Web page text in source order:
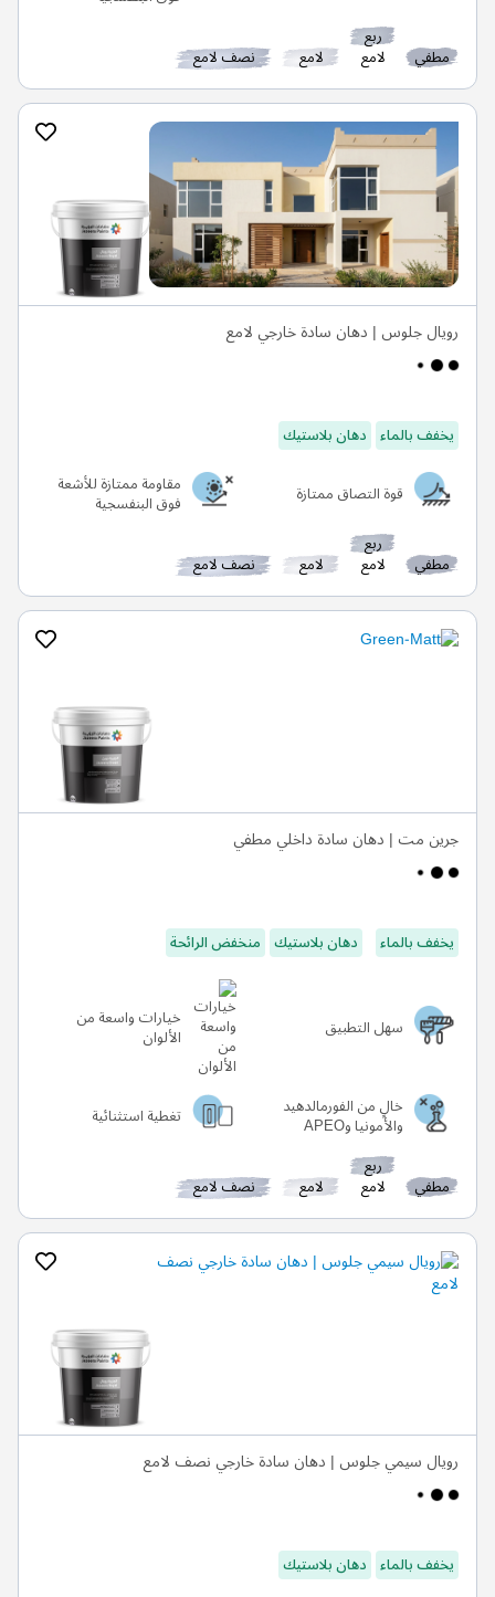
مطفي
ربع
لامع لامع نصف لامع
رويال جلوس | دهان سادة خارجي لامع
يخفف بالماء دهان بلاستيك
قوة التصاق ممتازة
مقاومة ممتازة للأشعة
فوق البنفسجية
مطفي
ربع
لامع لامع نصف لامع
جرين مت | دهان سادة داخلي مطفي
يخفف بالماء دهان بلاستيك منخفض الرائحة
سهل التطبيق خيارات واسعة من
الألوان
خالٍ من الفورمالدهيد
والأمونيا وAPEO تغطية استثنائية
مطفي
ربع
لامع لامع نصف لامع
رويال سيمي جلوس | دهان سادة خارجي نصف لامع
يخفف بالماء دهان بلاستيك